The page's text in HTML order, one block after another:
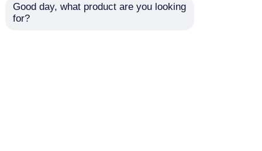
Good day, what product are you looking
for?